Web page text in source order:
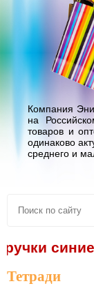
Компания
на
товаров и
одинаково
среднего и
Тетради